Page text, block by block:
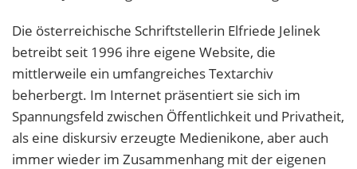
Die österreichische Schriftstellerin Elfriede Jelinek
betreibt seit 1996 ihre eigene Website, die
mittlerweile ein umfangreiches Textarchiv
beherbergt. Im Internet präsentiert sie sich im
Spannungsfeld zwischen Öffentlichkeit und Privatheit,
als eine diskursiv erzeugte Medienikone, aber auch
immer wieder im Zusammenhang mit der eigenen